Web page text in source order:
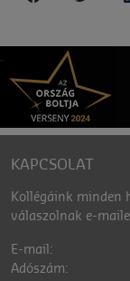
KAPCSOLAT
Kollégáink minden
válaszolnak e-
E-mail:
Adószám: